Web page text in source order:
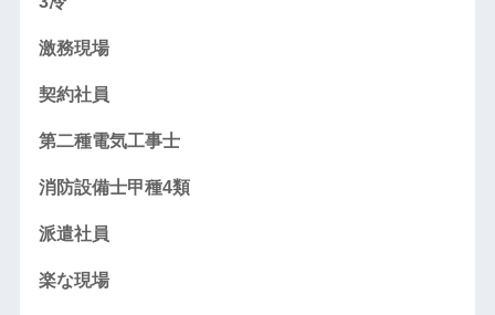
激務現場
契約社員
第二種電気工事士
消防設備士甲種4類
派遣社員
楽な現場